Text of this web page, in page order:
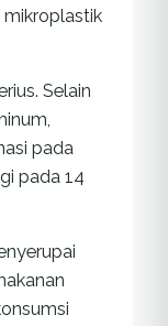
mikroplastik
Selain
pada
pada 14